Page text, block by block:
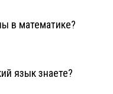
в математике?
язык знаете?